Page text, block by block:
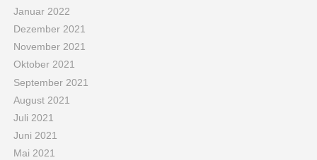
Januar 2022
Dezember 2021
November 2021
Oktober 2021
September 2021
August 2021
Juli 2021
Juni 2021
Mai 2021